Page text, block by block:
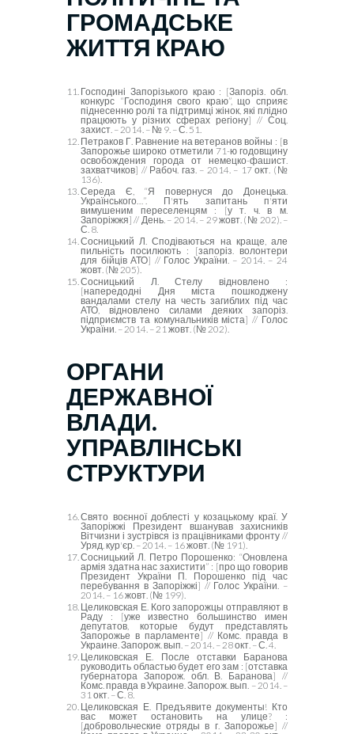
ГРОМАДСЬКЕ
ЖИТТЯ КРАЮ
Господині Запорізького краю : [Запоріз. обл.
конкурс “Господиня свого краю”, що сприяє
піднесенню ролі та підтримці жінок, які плідно
працюють у різних сферах регіону] // Соц.
захист. – 2014. – № 9. – С. 51.
Петраков Г. Равнение на ветеранов войны : [в
Запорожьешироко отметили 71-ю годовщину
освобождения города от немецко-фашист.
захватчиков] // Рабоч. газ. – 2014. – 17 окт. (№
136).
Середа Є, “Я повернуся до Донецька.
Українського…”. П'ять запитань п'яти
вимушеним переселенцям : [у т. ч. в м.
Запоріжжя] // День. – 2014. – 29 жовт. (№ 202). –
С. 8.
Сосницький Л. Сподіваються на краще, але
пильність посилюють : [запоріз. волонтери
для бійців АТО] // Голос України. – 2014. – 24
жовт. (№ 205).
Сосницький Л. Стелу відновлено :
[напередодні Дня міста пошкоджену
вандалами стелу на честь загиблих під час
АТО, відновлено силами деяких запоріз.
підприємств та комунальників міста] // Голос
України. – 2014. – 21 жовт. (№ 202).
ОРГАНИ
ДЕРЖАВНОЇ
ВЛАДИ.
УПРАВЛІНСЬКІ
СТРУКТУРИ
Свято воєнної доблесті у козацькому краї. У
Запоріжжі Президент вшанував захисників
Вітчизни і зустрівся із працівниками фронту //
Уряд. кур'єр. – 2014. – 16 жовт. (№ 191).
Сосницький Л. Петро Порошенко: “Оновлена
армія здатна нас захистити” : [про що говорив
Президент України П. Порошенко під час
перебування в Запоріжжі] // Голос України. –
2014. – 16 жовт. (№ 199).
Целиковская Е. Кого запорожцы отправляют в
Раду : [уже известно большинство имен
депутатов, которые будут представлять
Запорожье в парламенте] // Комс. правда в
Украине. Запорож. вып. – 2014. – 28 окт. – С. 4.
Целиковская Е. После отставки Баранова
руководить областью будет его зам : [отставка
губернатора Запорож. обл. В. Баранова] //
Комс. правда в Украине. Запорож. вып. – 2014. –
31 окт. – С. 8.
Целиковская Е. Предъявите документы! Кто
вас может остановить на улице? :
[добровольческие отряды в г. Запорожье] //